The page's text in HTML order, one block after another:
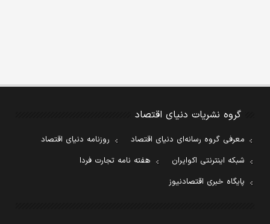
گروه نشریات دنیای اقتصاد
معرفی گروه رسانه‌ای دنیای اقتصاد
روزنامه دنیای اقتصاد
شبکه اینترنتی اکوایران
هفته نامه تجارت فردا
پایگاه خبری اقتصادنیوز